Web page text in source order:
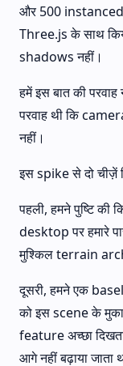
और 500
Three.js के साथ
shadows नहीं।
हमें इस बात की
परवाह थी कि
नहीं।
इस spike से दो चीज़ें
पहली, हमने पुष्टि की
desktop पर हमारे
मुश्किल terrain
दूसरी, हमने एक
को इस scene के
feature अच्छा
आगे नहीं बढ़ाया जाता